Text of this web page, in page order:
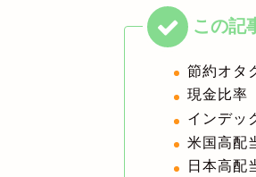
節約オタ
現金比率
インデッ
米国高配
日本高配